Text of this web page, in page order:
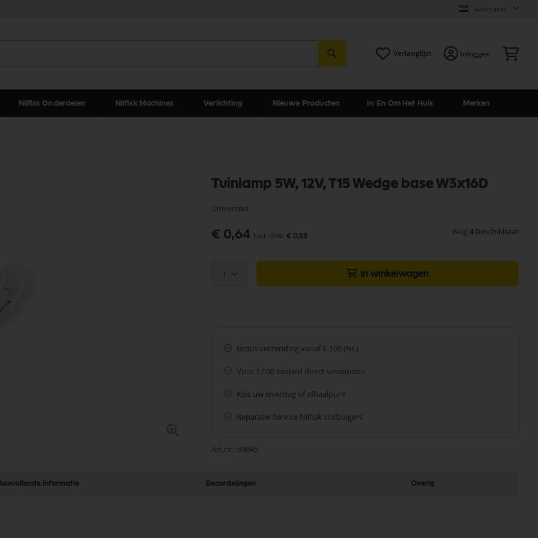
Nederlands
Verlanglijst Inloggen
Nilfisk Onderdelen Nilfisk Machines Verlichting Nieuwe Producten In En Om Het Huis Merken
Tuinlamp 5W, 12V, T15 Wedge base W3x16D
Universeel
€ 0,64 € 0,53 Nog 4 beschikbaar
1 In winkelwagen
Gratis verzending vanaf € 100 (NL)
Voor 17:00 besteld direct verzonden
Kies uw leverdag of afhaalpunt
Reparatie Service Nilfisk stofzuigers
Art.nr. 63045
informatie Beoordelingen Overig